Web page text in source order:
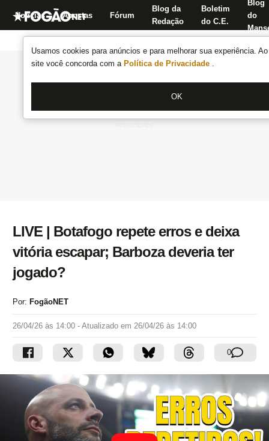
Usamos cookies para anúncios e para melhorar sua experiência.
site você concorda com a Política de Privacidade .
OK
Notícias Apostas Fórum
Blog da
Redação
Boletim
do C.E.
Blog
do
LIVE | Botafogo repete erros e deixa
vitória escapar; Barboza deveria ter
jogado?
Por: FogãoNET
26/04/26 às 14:00 - Atualizado em 26/04/26 às 14:00
0